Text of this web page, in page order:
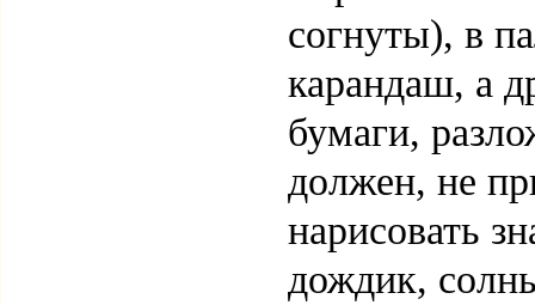
согнуты), в
карандаш, а
бумаги,
должен, не
нарисовать
дождик,